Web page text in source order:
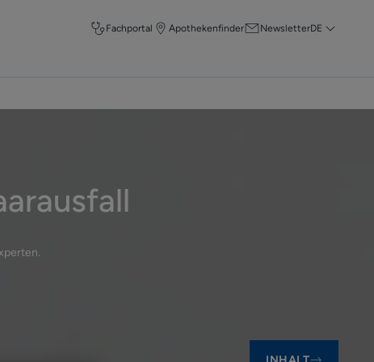
Fachportal Apothekenfinder NewsletterDE
.